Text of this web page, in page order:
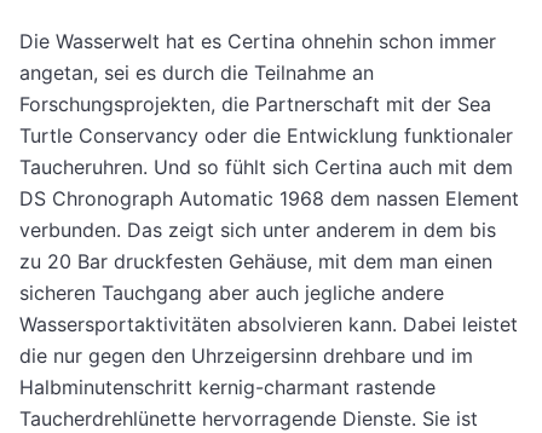
Die Wasserwelt hat es Certina ohnehin schon immer
angetan, sei es durch die Teilnahme an
Forschungsprojekten, die Partnerschaft mit der Sea
Turtle Conservancy oder die Entwicklung funktionaler
Taucheruhren. Und so fühlt sich Certina auch mit dem
DS Chronograph Automatic 1968 dem nassen Element
verbunden. Das zeigt sich unter anderem in dem bis
zu 20 Bar druckfesten Gehäuse, mit dem man einen
sicheren Tauchgang aber auch jegliche andere
Wassersportaktivitäten absolvieren kann. Dabei leistet
die nur gegen den Uhrzeigersinn drehbare und im
Halbminutenschritt kernig-charmant rastende
Taucherdrehlünette hervorragende Dienste. Sie ist